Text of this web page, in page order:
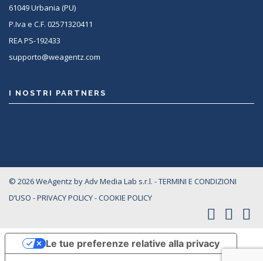
61049 Urbania (PU)
P.Iva e C.F. 02571320411
REA PS-192433
supporto@weagentz.com
I NOSTRI PARTNERS
© 2026 WeAgentz by Adv Media Lab s.r.l. -TERMINI E CONDIZIONI
D’USO -PRIVACY POLICY-COOKIE POLICY
Le tue preferenze relative alla privacy